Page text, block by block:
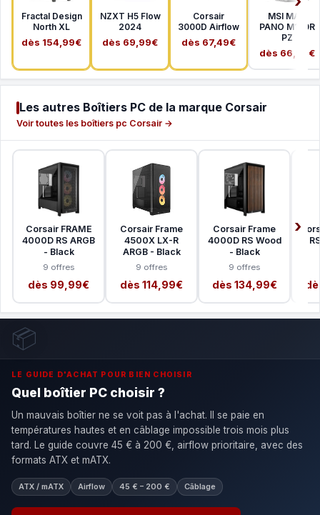
Fractal Design
North XL
dès 154,99€
NZXT H5 Flow
2024
dès 69,99€
Corsair
3000D Airflow
dès 67,49€
MSI MAG
PANO M100R
PZ
dès 66,99€
Les autres Boîtiers PC de la marque Corsair
Voir toutes les boîtiers pc Corsair →
Corsair FRAME
4000D RS ARGB
- Black
9 offres
dès 99,99€
Corsair Frame
4500X LX-R
ARGB - Black
9 offres
dès 114,99€
Corsair Frame
4000D RS Wood
- Black
9 offres
dès 134,99€
📦
LE GUIDE D'ACHAT POUR BIEN CHOISIR
Quel boîtier PC choisir ?
Un mauvais boîtier ne se voit pas à l'achat. Il se paie en
températures hautes et en câblage impossible trois mois plus
tard. Le guide couvre 45 € à 200 €, airflow prioritaire, avec des
formats ATX et mATX.
ATX / mATX Airflow 45 € – 200 € Câblage